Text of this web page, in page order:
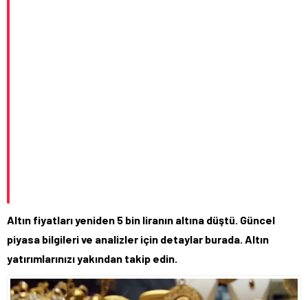
Altın fiyatları yeniden 5 bin liranın altına düştü. Güncel
piyasa bilgileri ve analizler için detaylar burada. Altın
yatırımlarınızı yakından takip edin.